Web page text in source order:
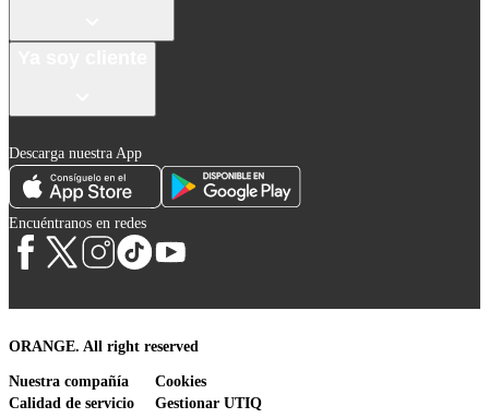
Descarga nuestra App
Encuéntranos en redes
ORANGE. All right reserved
Nuestra compañía
Calidad de servicio
Cookies
Gestionar UTIQ